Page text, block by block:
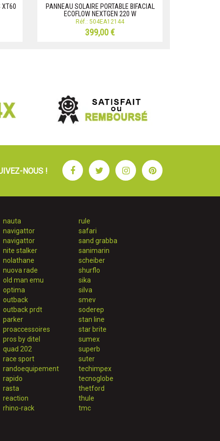
XT60
PANNEAU SOLAIRE PORTABLE BIFACIAL
ECOFLOW NEXTGEN 220 W
Réf.: 504EA12144
399,00 €
NOUS ! FacebookTwitterInstagramPinterest
nauta
navigattor
navigattor
nite stalker
nolathane
nuova rade
old man emu
optima
outback
outback prdt
parker
proaccessoires
pros by ditel
quad 202
race sport
randoequipement
rapido
rasta
reaction
rhino-rack
rule
safari
sand grabba
sanimarin
scheiber
shurflo
sika
silva
smev
soderep
stan line
star brite
sumex
superb
suter
techimpex
tecnoglobe
thetford
thule
tmc